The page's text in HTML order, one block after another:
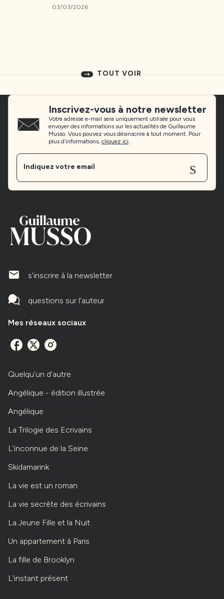
03/03/2026
TOUT VOIR
Inscrivez-vous à notre newsletter
Votre adresse e-mail sera uniquement utilisée pour vous
envoyer des informations sur les actualités de Guillaume
Musso. Vous pouvez vous désinscrire à tout moment. Pour
plus d’informations, cliquez ici.
Indiquez votre email
mailIcone
s'inscrire à la newsletter
questions sur l'auteur
Mes réseaux sociaux
Quelqu'un d'autre
Angélique - édition illustrée
Angélique
La Trilogie des Ecrivains
L'inconnue de la Seine
Skidamarink
La vie est un roman
La vie secrète des écrivains
La Jeune Fille et la Nuit
Un appartement à Paris
La fille de Brooklyn
L'instant présent